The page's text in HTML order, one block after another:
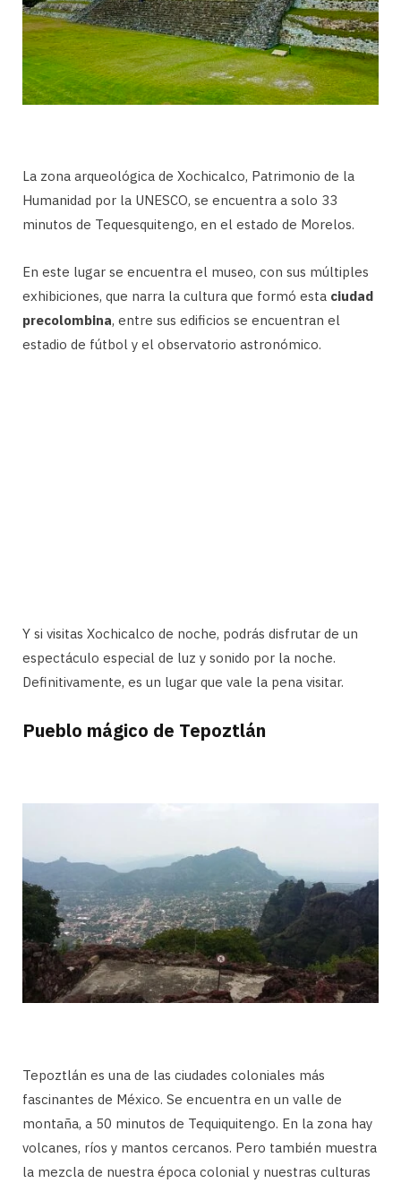
La zona arqueológica de Xochicalco, Patrimonio de la
Humanidad por la UNESCO, se encuentra a solo 33
minutos de Tequesquitengo, en el estado de Morelos.
En este lugar se encuentra el museo, con sus múltiples
exhibiciones, que narra la cultura que formó esta ciudad
precolombina, entre sus edificios se encuentran el
estadio de fútbol y el observatorio astronómico.
Y si visitas Xochicalco de noche, podrás disfrutar de un
espectáculo especial de luz y sonido por la noche.
Definitivamente, es un lugar que vale la pena visitar.
Pueblo mágico de Tepoztlán
Tepoztlán es una de las ciudades coloniales más
fascinantes de México. Se encuentra en un valle de
montaña, a 50 minutos de Tequiquitengo. En la zona hay
volcanes, ríos y mantos cercanos. Pero también muestra
la mezcla de nuestra época colonial y nuestras culturas